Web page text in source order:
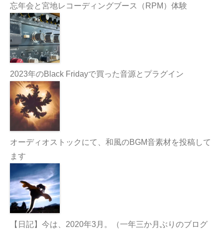
忘年会と宮地レコーディングブース（RPM）体験
2023年のBlack Fridayで買った音源とプラグイン
オーディオストックにて、和風のBGM音素材を投稿して
ます
【日記】今は、2020年3月。（一年三か月ぶりのブログ